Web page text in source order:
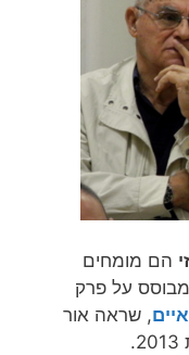
הם מומחים
על פרק
, שראה אור